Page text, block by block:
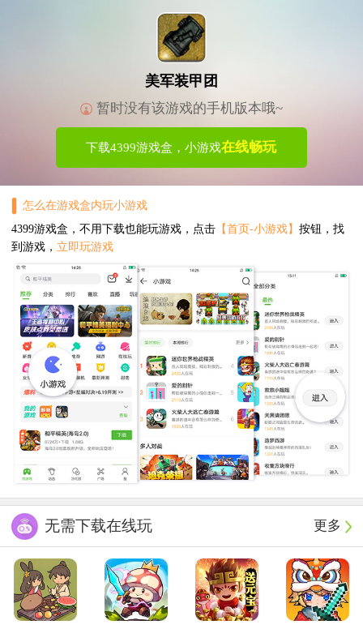
美军装甲团
暂时没有该游戏的手机版本哦~
下载4399游戏盒，小游戏在线畅玩
怎么在游戏盒内玩小游戏
4399游戏盒，不用下载也能玩游戏，点击【首页-小游戏】 按钮，找
到游戏， 立即玩游戏
更多
无需下载在线玩